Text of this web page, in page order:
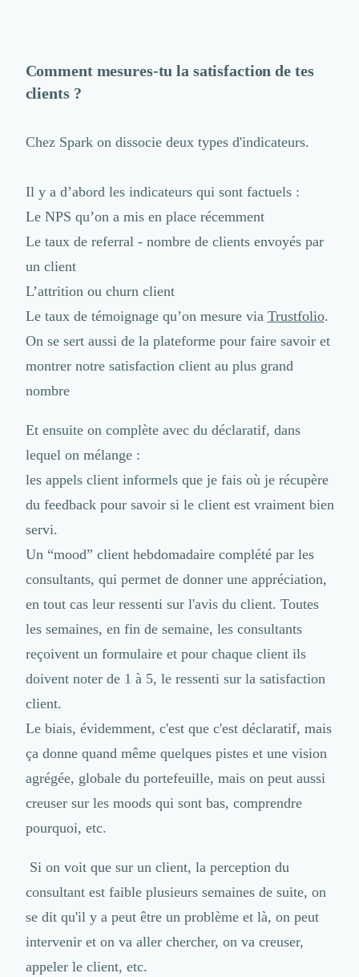
Comment mesures-tu la satisfaction de tes
clients ?
Chez Spark on dissocie deux types d'indicateurs.
Il y a d’abord les indicateurs qui sont factuels :
Le NPS qu’on a mis en place récemment
Le taux de referral - nombre de clients envoyés par
un client
L’attrition ou churn client
Le taux de témoignage qu’on mesure via Trustfolio.
On se sert aussi de la plateforme pour faire savoir et
montrer notre satisfaction client au plus grand
nombre
Et ensuite on complète avec du déclaratif, dans
lequel on mélange :
les appels client informels que je fais où je récupère
du feedback pour savoir si le client est vraiment bien
servi.
Un “mood” client hebdomadaire complété par les
consultants, qui permet de donner une appréciation,
en tout cas leur ressenti sur l'avis du client. Toutes
les semaines, en fin de semaine, les consultants
reçoivent un formulaire et pour chaque client ils
doivent noter de 1 à 5, le ressenti sur la satisfaction
client.
Le biais, évidemment, c'est que c'est déclaratif, mais
ça donne quand même quelques pistes et une vision
agrégée, globale du portefeuille, mais on peut aussi
creuser sur les moods qui sont bas, comprendre
pourquoi, etc.
Si on voit que sur un client, la perception du
consultant est faible plusieurs semaines de suite, on
se dit qu'il y a peut être un problème et là, on peut
intervenir et on va aller chercher, on va creuser,
appeler le client, etc.